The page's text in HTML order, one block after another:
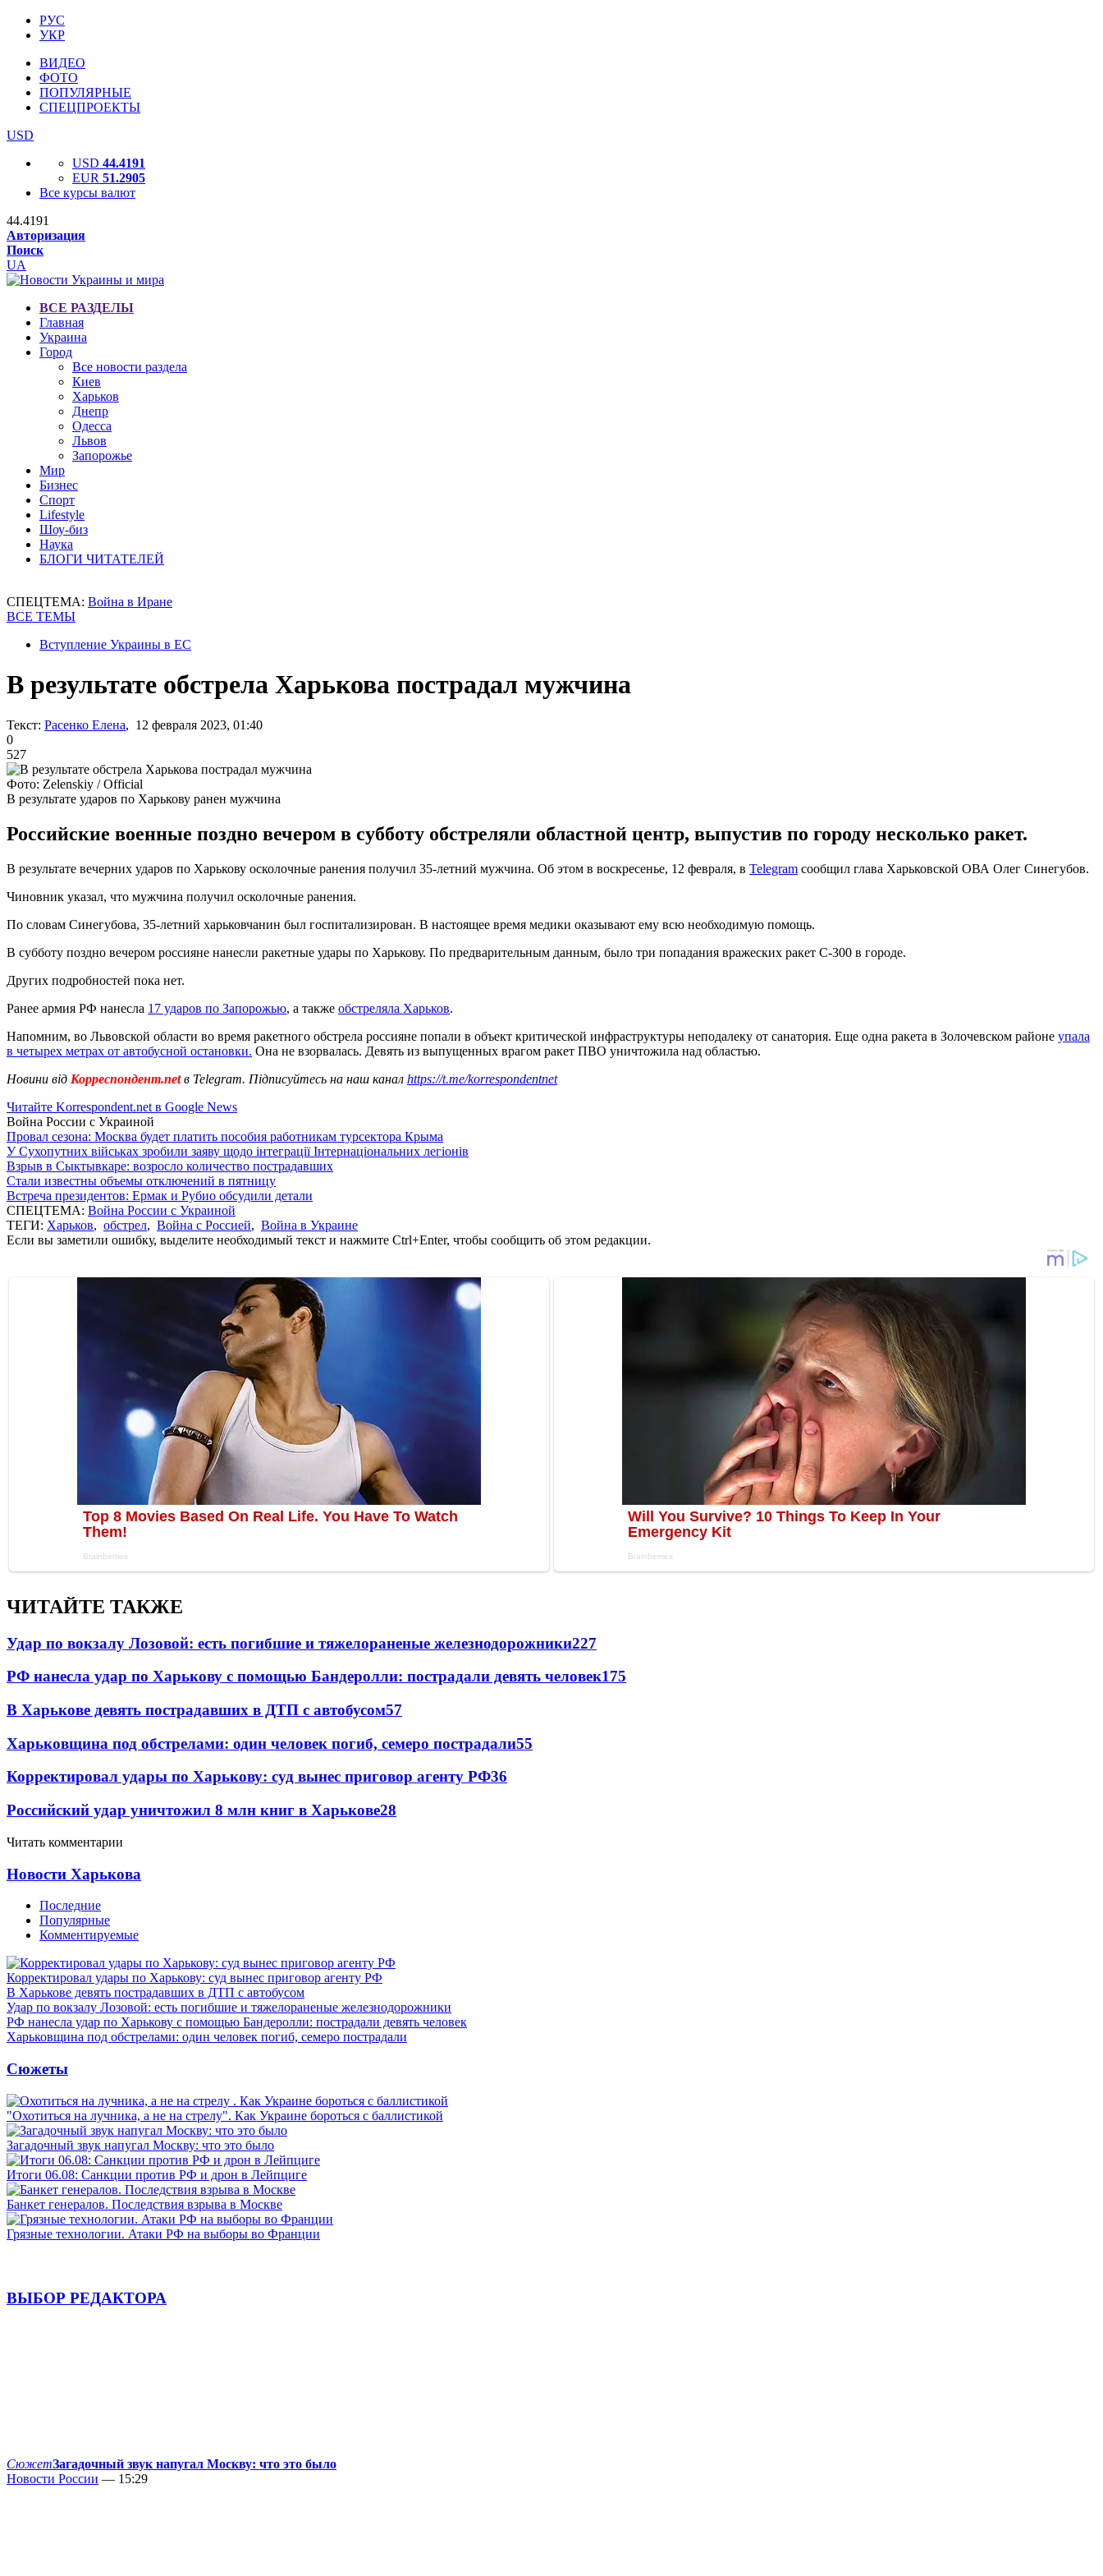
РУС
УКР
ВИДЕО
ФОТО
ПОПУЛЯРНЫЕ
СПЕЦПРОЕКТЫ
USD
USD 44.4191
EUR 51.2905
Все курсы валют
44.4191
Авторизация
Поиск
UA
ВСЕ РАЗДЕЛЫ
Главная
Украина
Город
Все новости раздела
Киев
Харьков
Днепр
Одесса
Львов
Запорожье
Мир
Бизнес
Спорт
Lifestyle
Шоу-биз
Наука
БЛОГИ ЧИТАТЕЛЕЙ
СПЕЦТЕМА: Война в Иране
ВСЕ ТЕМЫ
Вступление Украины в ЕС
В результате обстрела Харькова пострадал мужчина
Текст: Расенко Елена, 12 февраля 2023, 01:40
0
527
Фото: Zelenskiy / Official
В результате ударов по Харькову ранен мужчина
Российские военные поздно вечером в субботу обстреляли областной центр, выпустив по городу несколько ракет.
В результате вечерних ударов по Харькову осколочные ранения получил 35-летний мужчина. Об этом в воскресенье, 12 февраля, в Telegram сообщил глава Харьковской ОВА Олег Синегубов.
Чиновник указал, что мужчина получил осколочные ранения.
По словам Синегубова, 35-летний харьковчанин был госпитализирован. В настоящее время медики оказывают ему всю необходимую помощь.
В субботу поздно вечером россияне нанесли ракетные удары по Харькову. По предварительным данным, было три попадания вражеских ракет С-300 в городе.
Других подробностей пока нет.
Ранее армия РФ нанесла 17 ударов по Запорожью, а также обстреляла Харьков.
Напомним, во Львовской области во время ракетного обстрела россияне попали в объект критической инфраструктуры неподалеку от санатория. Еще одна ракета в Золочевском районе упала
в четырех метрах от автобусной остановки. Она не взорвалась. Девять из выпущенных врагом ракет ПВО уничтожила над областью.
Новини від Корреспондент.netв Telegram. Підписуйтесь на наш канал https://t.me/korrespondentnet
Читайте Korrespondent.net в Google News
Война России с Украиной
Провал сезона: Москва будет платить пособия работникам турсектора Крыма
У Сухопутних військах зробили заяву щодо інтеграції Інтернаціональних легіонів
Взрыв в Сыктывкаре: возросло количество пострадавших
Стали известны объемы отключений в пятницу
Встреча президентов: Ермак и Рубио обсудили детали
СПЕЦТЕМА: Война России с Украиной
ТЕГИ: Харьков, обстрел, Война с Россией, Война в Украине
Если вы заметили ошибку, выделите необходимый текст и нажмите Ctrl+Enter, чтобы сообщить об этом редакции.
ЧИТАЙТЕ ТАКЖЕ
Удар по вокзалу Лозовой: есть погибшие и тяжелораненые железнодорожники227
РФ нанесла удар по Харькову с помощью Бандеролли: пострадали девять человек175
В Харькове девять пострадавших в ДТП с автобусом57
Харьковщина под обстрелами: один человек погиб, семеро пострадали55
Корректировал удары по Харькову: суд вынес приговор агенту РФ36
Российский удар уничтожил 8 млн книг в Харькове28
Читать комментарии
Новости Харькова
Последние
Популярные
Комментируемые
Корректировал удары по Харькову: суд вынес приговор агенту РФ
В Харькове девять пострадавших в ДТП с автобусом
Удар по вокзалу Лозовой: есть погибшие и тяжелораненые железнодорожники
РФ нанесла удар по Харькову с помощью Бандеролли: пострадали девять человек
Харьковщина под обстрелами: один человек погиб, семеро пострадали
Сюжеты
"Охотиться на лучника, а не на стрелу". Как Украине бороться с баллистикой
Загадочный звук напугал Москву: что это было
Итоги 06.08: Санкции против РФ и дрон в Лейпциге
Банкет генералов. Последствия взрыва в Москве
Грязные технологии. Атаки РФ на выборы во Франции
ВЫБОР РЕДАКТОРА
СюжетЗагадочный звук напугал Москву: что это было
Новости России — 15:29